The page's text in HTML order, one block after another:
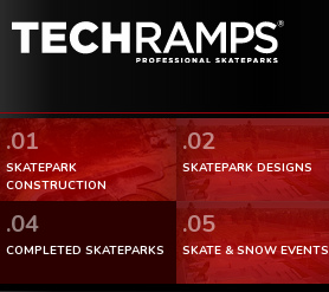
.01
SKATEPARK
CONSTRUCTION
.02
SKATEPARK DESIGNS
.04
COMPLETED SKATEPARKS
.05
SKATE & SNOW EVENTS